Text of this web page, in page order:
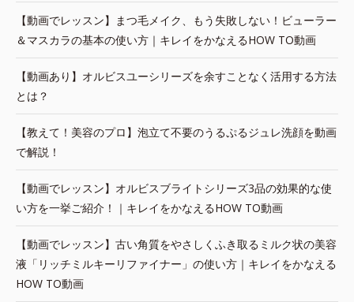
【動画でレッスン】まつ毛メイク、もう失敗しない！ビューラー
＆マスカラの基本の使い方｜キレイをかなえるHOW TO動画
【動画あり】オルビスユーシリーズを余すことなく活用する方法
とは？
【教えて！美容のプロ】泡立て不要のうるぷるジュレ洗顔を動画
で解説！
【動画でレッスン】オルビスブライトシリーズ3品の効果的な使
い方を一挙ご紹介！｜キレイをかなえるHOW TO動画
【動画でレッスン】古い角質をやさしくふき取るミルク状の美容
液「リッチミルキーリファイナー」の使い方｜キレイをかなえる
HOW TO動画